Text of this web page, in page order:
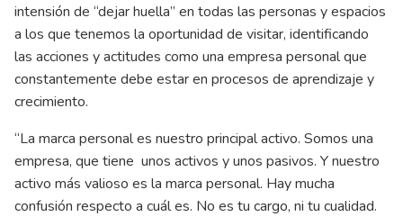
intensión de “dejar huella” en todas las personas y espacios
a los que tenemos la oportunidad de visitar, identificando
las acciones y actitudes como una empresa personal que
constantemente debe estar en procesos de aprendizaje y
crecimiento.
“La marca personal es nuestro principal activo. Somos una
empresa, que tiene unos activos y unos pasivos. Y nuestro
activo más valioso es la marca personal. Hay mucha
confusión respecto a cuál es. No es tu cargo, ni tu cualidad.